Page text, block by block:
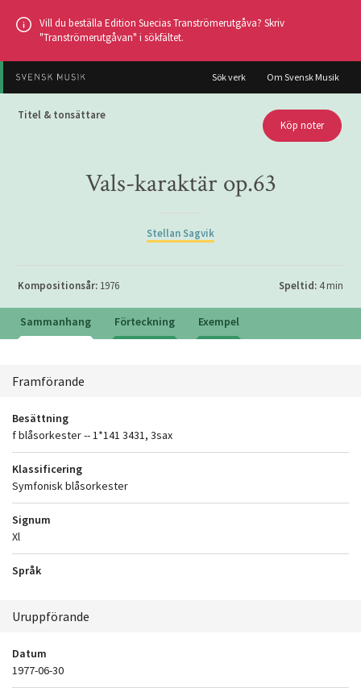
Hoppa
huvudinnehållet
Vill du beställa Edition Suecias Tranströmerutgåva? Skriv
"Tranströmerutgåvan" i sökfältet.
Sök verk Om Svensk Musik
Titel & tonsättare
Köp noter
Vals-karaktär op.63
Stellan Sagvik
Kompositionsår: 1976 Speltid:4 min
Sammanhang Förteckning Exempel
Framförande
Besättning
f blåsorkester -- 1*141 3431, 3sax
Klassificering
Symfonisk blåsorkester
Signum
Xl
Språk
Uruppförande
Datum
1977-06-30